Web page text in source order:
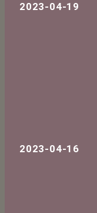
2023-04-19
2023-04-16